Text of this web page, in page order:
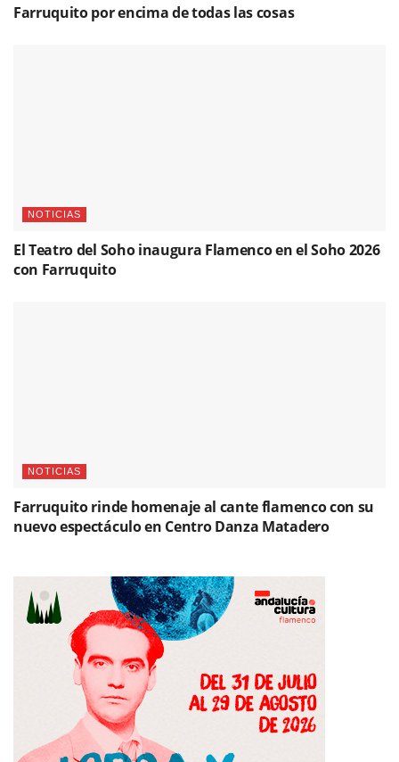
Farruquito por encima de todas las cosas
NOTICIAS
El Teatro del Soho inaugura Flamenco en el Soho 2026
con Farruquito
NOTICIAS
Farruquito rinde homenaje al cante flamenco con su
nuevo espectáculo en Centro Danza Matadero